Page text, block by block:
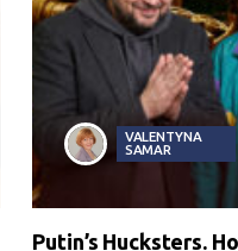
VALENTYNA
SAMAR
Putin’s Hucksters.